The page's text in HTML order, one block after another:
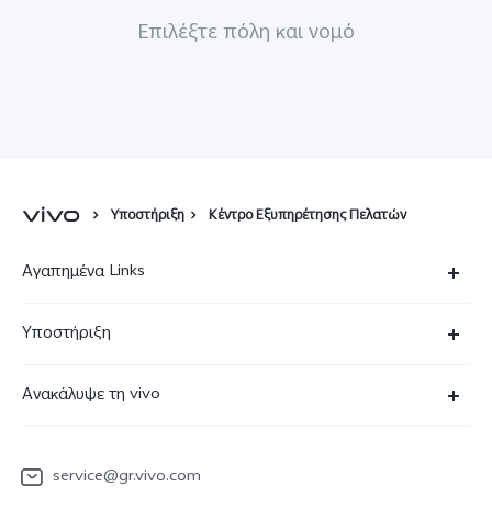
Επιλέξτε πόλη και νομό
Υποστήριξη Κέντρο Εξυπηρέτησης Πελατών
Αγαπημένα Links
V23 5G
Y22s
Υποστήριξη
Επαλήθευση IMEI
Ανακάλυψε τη vivo
Τελευταία Νέα
service@gr.vivo.com